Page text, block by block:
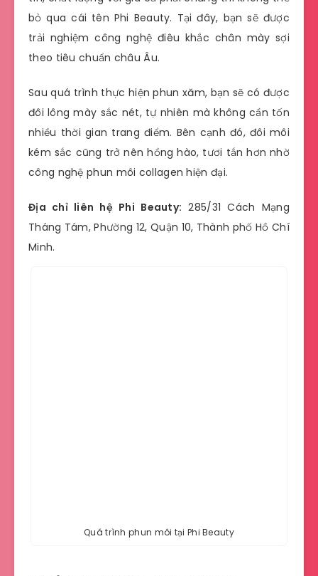
bỏ qua cái tên Phi Beauty. Tại đây, bạn sẽ được
trải nghiệm công nghệ điêu khắc chân mày sợi
theo tiêu chuẩn châu Âu.
Sau quá trình thực hiện phun xăm, bạn sẽ có được
đôi lông mày sắc nét, tự nhiên mà không cần tốn
nhiều thời gian trang điểm. Bên cạnh đó, đôi môi
kém sắc cũng trở nên hồng hào, tươi tắn hơn nhờ
công nghệ phun môi collagen hiện đại.
Địa chỉ liên hệ Phi Beauty: 285/31 Cách Mạng
Tháng Tám, Phường 12, Quận 10, Thành phố Hồ Chí
Minh.
Quá trình phun môi tại Phi Beauty